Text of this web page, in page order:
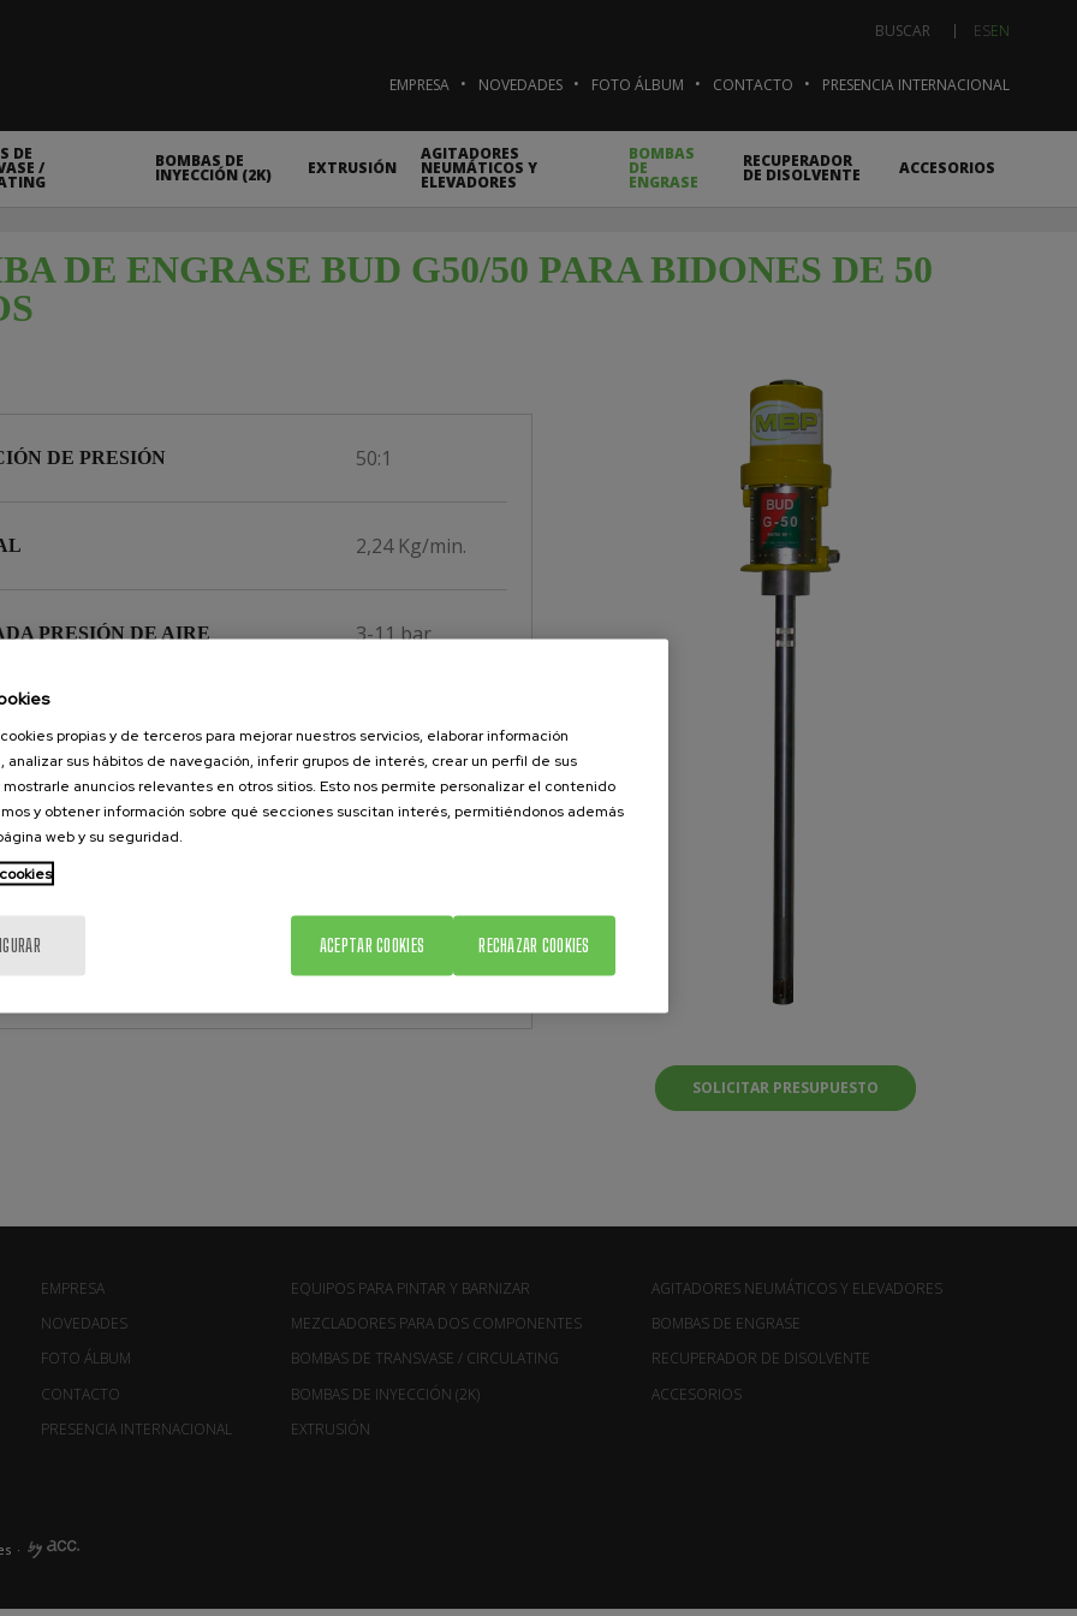
ESEN
BUSCAR
EMPRESA NOVEDADES FOTO ÁLBUM CONTACTO PRESENCIA INTERNACIONAL
DE
/ BOMBAS DE
INYECCIÓN (2K) EXTRUSIÓN
AGITADORES
NEUMÁTICOS Y
ELEVADORES
BOMBAS
DE
ENGRASE
RECUPERADOR
DE DISOLVENTE ACCESORIOS
DE ENGRASE BUD G50/50 PARA BIDONES DE 50
SOLICITAR PRESUPUESTO
DE PRESIÓN 50:1
2,24 Kg/min.
PRESIÓN DE AIRE 3-11 bar
DE PRODUCTO 1/4''
10 Kg
EMPRESA
NOVEDADES
FOTO ÁLBUM
CONTACTO
PRESENCIA INTERNACIONAL
EQUIPOS PARA PINTAR Y BARNIZAR
MEZCLADORES PARA DOS COMPONENTES
BOMBAS DE TRANSVASE / CIRCULATING
BOMBAS DE INYECCIÓN (2K)
EXTRUSIÓN
AGITADORES NEUMÁTICOS Y ELEVADORES
BOMBAS DE ENGRASE
RECUPERADOR DE DISOLVENTE
ACCESORIOS
·
propias y de terceros para mejorar nuestros servicios, elaborar información
analizar sus hábitos de navegación, inferir grupos de interés, crear un perfil de sus
anuncios relevantes en otros sitios. Esto nos permite personalizar el contenido
y obtener información sobre qué secciones suscitan interés, permitiéndonos además
web y su seguridad.
RECHAZAR COOKIES
ACEPTAR COOKIES